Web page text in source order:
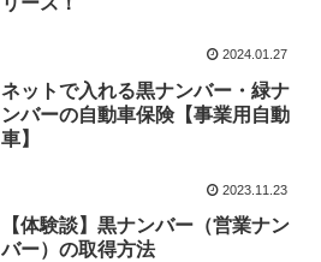
2024.01.27
ネットで入れる黒ナンバー・緑ナ
ンバーの自動車保険【事業用自動
車】
2023.11.23
【体験談】黒ナンバー（営業ナン
バー）の取得方法